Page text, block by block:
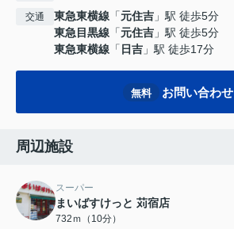
交通 東急東横線 「元住吉 」駅 徒歩5分
東急目黒線 「元住吉 」駅 徒歩5分
東急東横線 「 日吉 」駅 徒歩17分
無料 お問い合わせ
周辺施設
スーパー
まいばすけっと 苅宿店
732ｍ（10分）